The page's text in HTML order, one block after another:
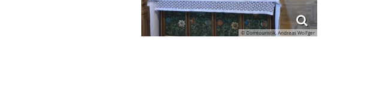
© Domtouristik, Andreas Wolfger